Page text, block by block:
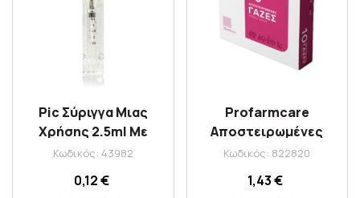
Pic Σύριγγα Μιας
Χρήσης 2.5ml Με
Βελόνα G22 x 1 1/2 1τμχ
Κωδικός: 43982
0,12 €
Profarmcare
Αποστειρωμένες
Γάζες 36x40cm 10τεμ
Κωδικός: 822820
1,43 €